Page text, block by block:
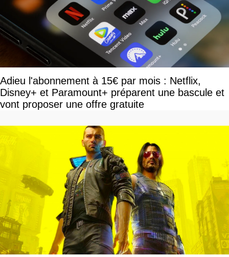
Adieu l'abonnement à 15€ par mois : Netflix,
Disney+ et Paramount+ préparent une bascule et
vont proposer une offre gratuite